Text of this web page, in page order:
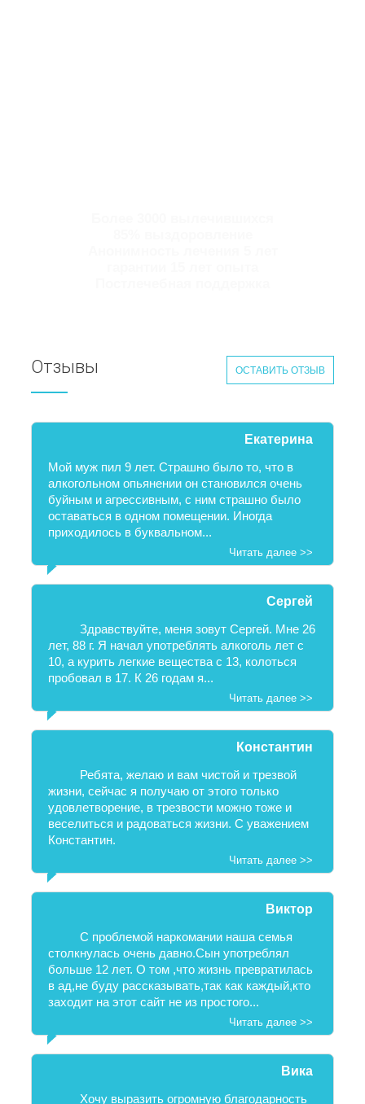
Отзывы ОСТАВИТЬ ОТЗЫВ
Екатерина
Мой муж пил 9 лет. Страшно было то, что в
алкогольном опьянении он становился очень
буйным и агрессивным, с ним страшно было
оставаться в одном помещении. Иногда
приходилось в буквальном...
Читать далее >>
Сергей
Здравствуйте, меня зовут Сергей. Мне 26
лет, 88 г. Я начал употреблять алкоголь лет с
10, а курить легкие вещества с 13, колоться
пробовал в 17. К 26 годам я...
Читать далее >>
Константин
Ребята, желаю и вам чистой и трезвой
жизни, сейчас я получаю от этого только
удовлетворение, в трезвости можно тоже и
веселиться и радоваться жизни. С уважением
Константин.
Читать далее >>
Виктор
С проблемой наркомании наша семья
столкнулась очень давно.Сын употреблял
больше 12 лет. О том ,что жизнь превратилась
в ад,не буду рассказывать,так как каждый,кто
заходит на этот сайт не из простого...
Читать далее >>
Вика
Хочу выразить огромную благодарность